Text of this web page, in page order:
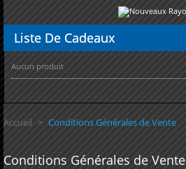
Liste De Cadeaux
Aucun produit
Accueil > Conditions Générales de Vente
Conditions Générales de Vente